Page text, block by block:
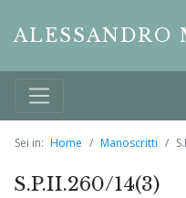
ALESSANDRO
Sei in: Home Manoscritti
S.P.II.260/14(3)